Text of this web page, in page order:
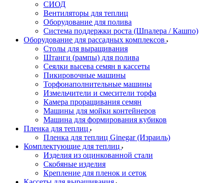
СИОД
Вентиляторы для теплиц
Оборудование для полива
Система поддержки роста (Шпалера / Кашпо)
Оборудование для рассадных комплексов
Столы для выращивания
Штанги (рампы) для полива
Сеялки высева семян в кассеты
Пикировочные машины
Торфонаполнительные машины
Измельчители и смесители торфа
Камера проращивания семян
Машины для мойки контейнеров
Машина для формирования кубиков
Пленка для теплиц
Пленка для теплиц Ginegar (Израиль)
Комплектующие для теплиц
Изделия из оцинкованной стали
Скобяные изделия
Крепление для пленок и сеток